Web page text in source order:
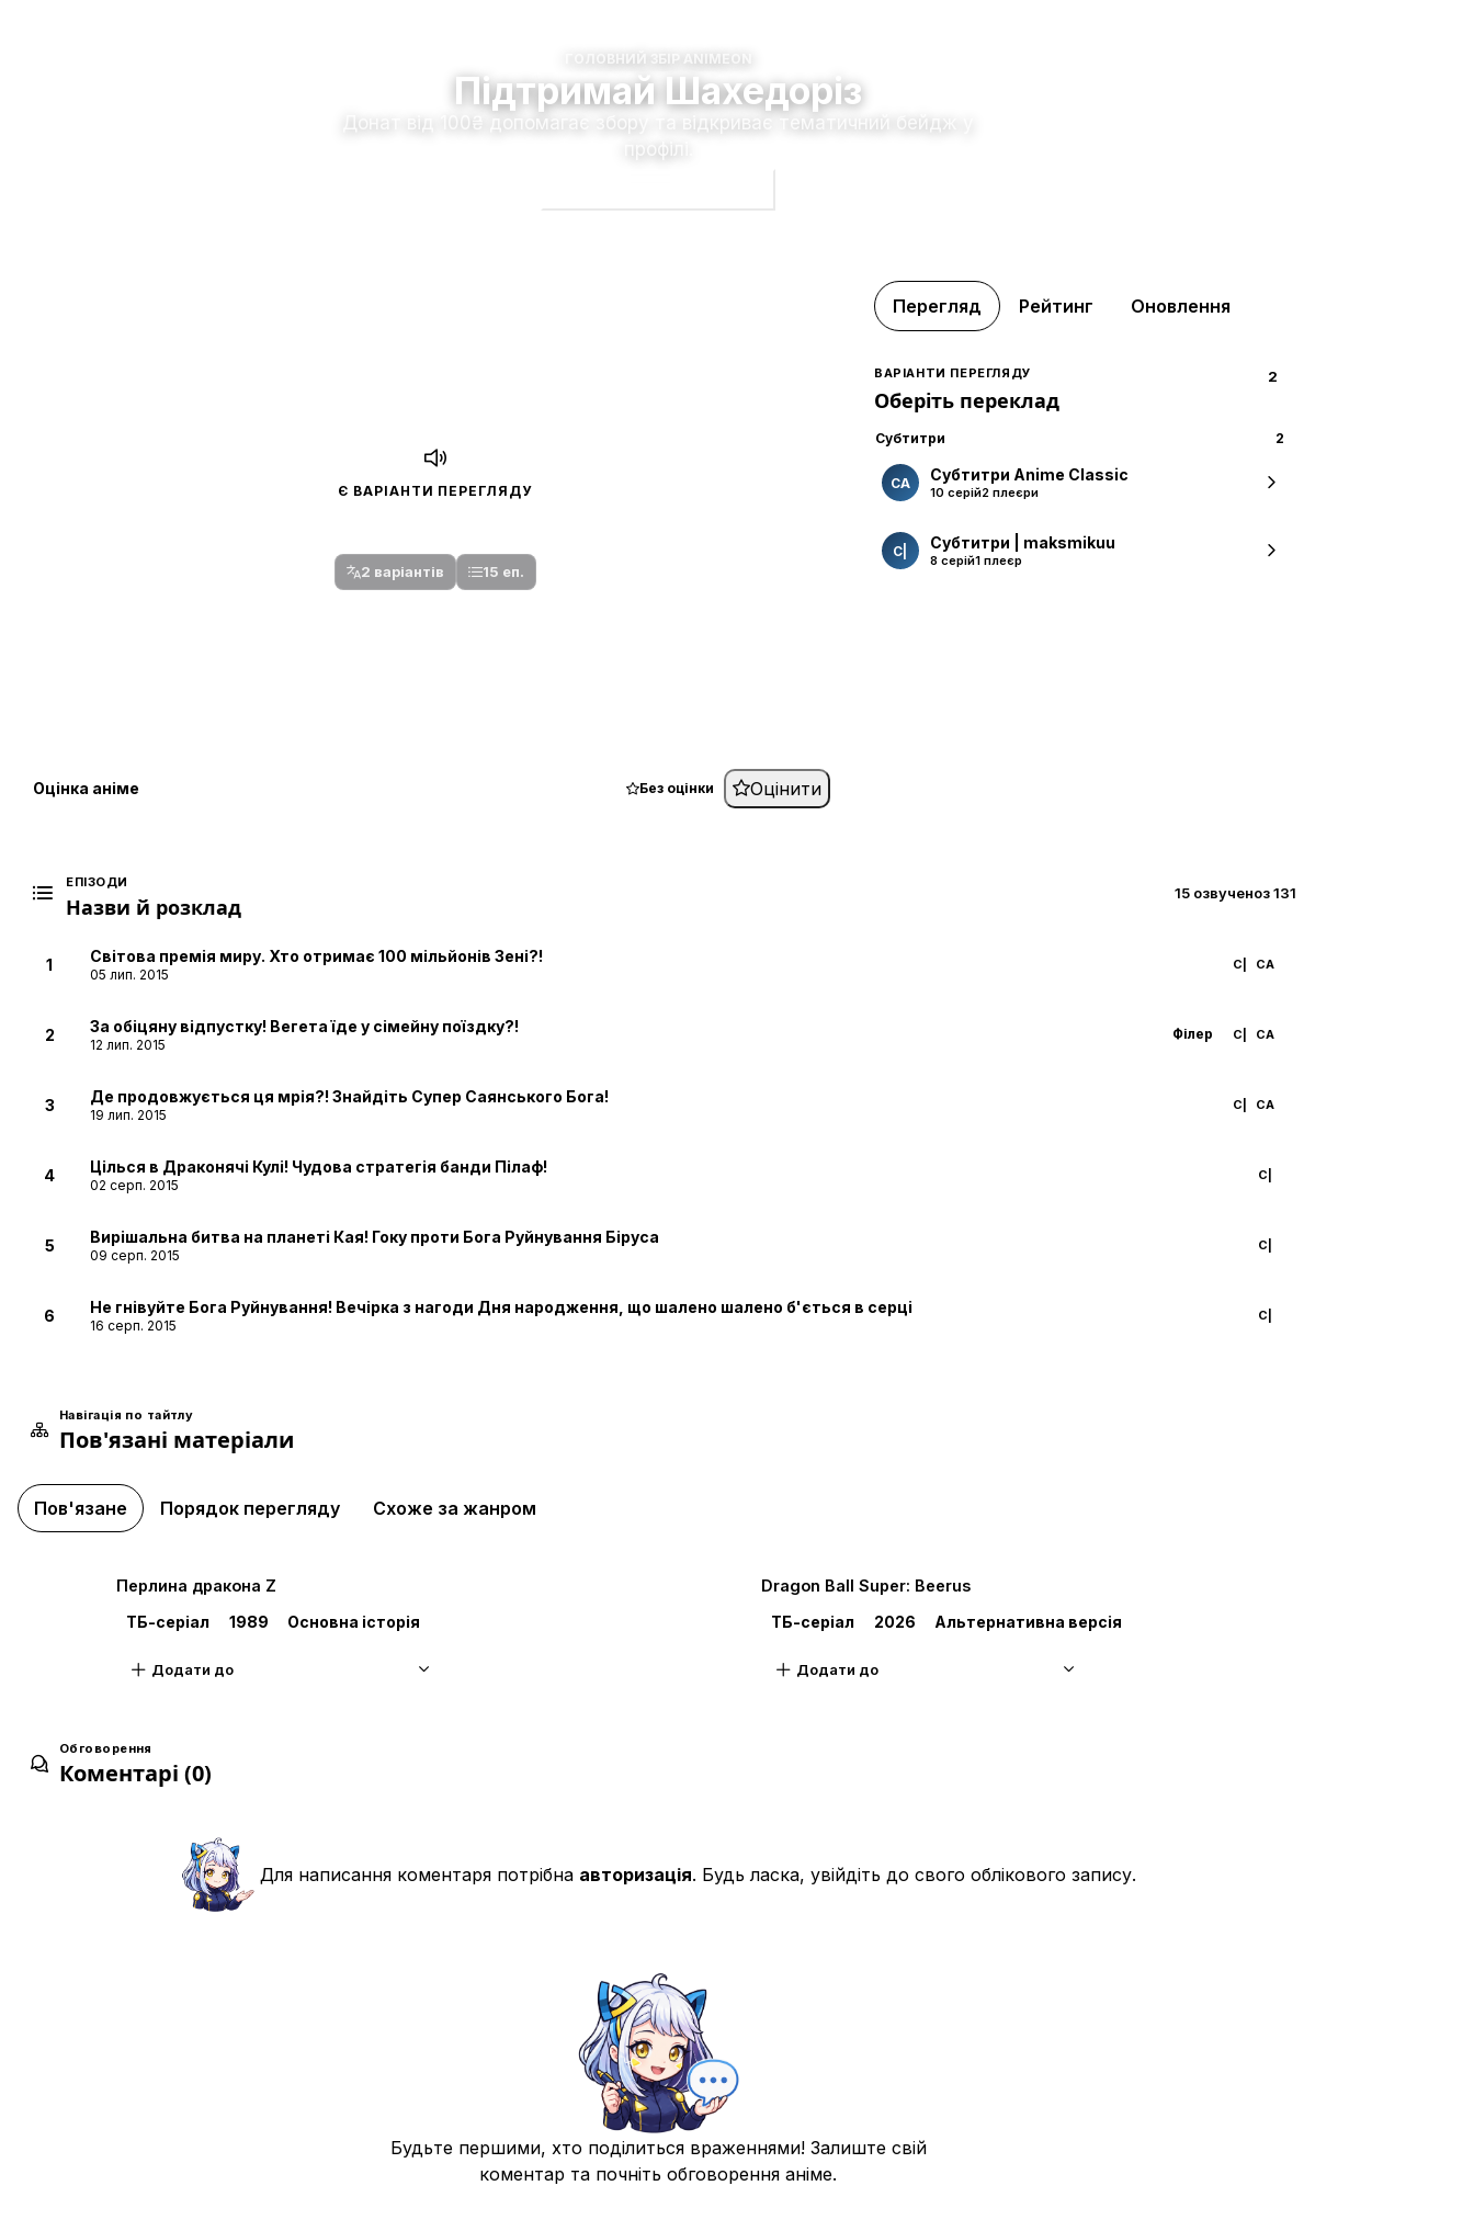
ГОЛОВНИЙ ЗБІР ANIMEON
Підтримай Шахедоріз
Донат від 100₴ допомагає збору та відкриває тематичний бейдж у
профілі.
Є ВАРІАНТИ ПЕРЕГЛЯДУ
2 варіантів 15 еп.
Оцінка аніме Без оцінки Оцінити
Перегляд Рейтинг Оновлення
ВАРІАНТИ ПЕРЕГЛЯДУ
Оберіть переклад
2
Субтитри 2
СA Субтитри Anime Classic
10 серій2 плеєри
С| Субтитри | maksmikuu
8 серій1 плеєр
ЕПІЗОДИ
Назви й розклад
15 озвученоз 131
1 Світова премія миру. Хто отримає 100 мільйонів Зені?!
05 лип. 2015
С| СA
2 За обіцяну відпустку! Вегета їде у сімейну поїздку?!
12 лип. 2015
Філер С| СA
3 Де продовжується ця мрія?! Знайдіть Супер Саянського Бога!
19 лип. 2015
С| СA
4 Цілься в Драконячі Кулі! Чудова стратегія банди Пілаф!
02 серп. 2015
С|
5 Вирішальна битва на планеті Кая! Гоку проти Бога Руйнування Біруса
09 серп. 2015
С|
6 Не гнівуйте Бога Руйнування! Вечірка з нагоди Дня народження, що шалено шалено б'ється в серці
16 серп. 2015
С|
Гоку виходить вперед! Останній шанс від Біруса-сама?!
Вибачте за затримку, Бірус-сама: Бог Супер Саян нарешті народився!
06 вер. 2015
Покажи, Гоку! Сила Супер Саянського Бога!!
20 вер. 2015
27 вер. 2015
Це остання крапля моєї сили! Висновок Битви Богів!
Я теж прийшов! Тренування починаються на планеті Біруса!
Навігація по тайтлу
Пов'язані матеріали
Пов'язане Порядок перегляду Схоже за жанром
Перлина дракона Z
ТБ-серіал
1989 Основна історія
Додати до
Dragon Ball Super: Beerus
ТБ-серіал
2026 Альтернативна версія
Додати до
Обговорення
Коментарі (0)
Для написання коментаря потрібна авторизація. Будь ласка, увійдіть до свого облікового запису.
Будьте першими, хто поділиться враженнями! Залиште свій
коментар та почніть обговорення аніме.